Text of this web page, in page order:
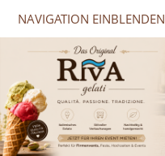
NAVIGATION EINBLENDEN